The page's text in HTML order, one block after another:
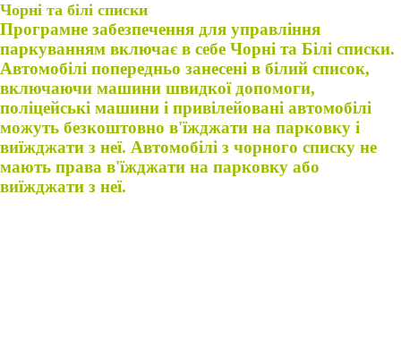
Чорні та білі списки
Програмне забезпечення для управління
паркуванням включає в себе Чорні та Білі списки.
Автомобілі попередньо занесені в білий список,
включаючи машини швидкої допомоги,
поліцейські машини і привілейовані автомобілі
можуть безкоштовно в'їжджати на парковку і
виїжджати з неї. Автомобілі з чорного списку не
мають права в'їжджати на парковку або
виїжджати з неї.